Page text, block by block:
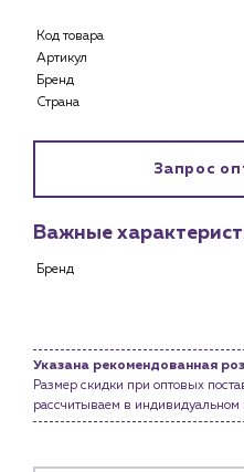
Клиентам
Специализированным
История компании
Услуги
Сервис и обслуживание
Код товара
Артикул
Бренд
Страна
Запрос
Важные
Бренд
Указана рекомендованная
Размер скидки при оптовых
рассчитываем в индивидуальном